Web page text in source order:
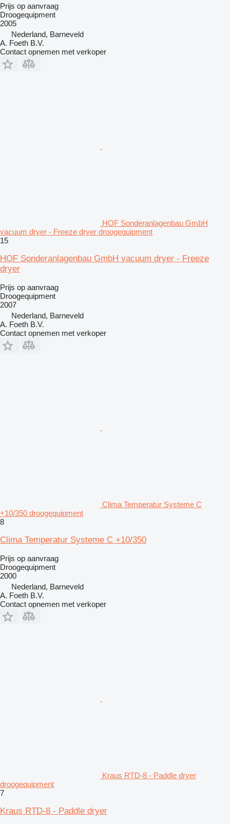
Prijs op aanvraag
Droogequipment
2005
Nederland, Barneveld
A. Foeth B.V.
Contact opnemen met verkoper
HOF Sonderanlagenbau GmbH
vacuum dryer - Freeze dryer droogequipment
15
HOF Sonderanlagenbau GmbH vacuum dryer - Freeze
dryer
Prijs op aanvraag
Droogequipment
2007
Nederland, Barneveld
A. Foeth B.V.
Contact opnemen met verkoper
Clima Temperatur Systeme C
+10/350 droogequipment
8
Clima Temperatur Systeme C +10/350
Prijs op aanvraag
Droogequipment
2000
Nederland, Barneveld
A. Foeth B.V.
Contact opnemen met verkoper
Kraus RTD-8 - Paddle dryer
droogequipment
7
Kraus RTD-8 - Paddle dryer